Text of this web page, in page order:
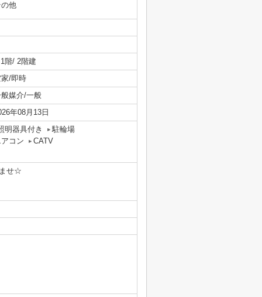
他
階/ 2階建
/即時
媒介/一般
年08月13日
明器具付き
駐輪場
コン
CATV
せ☆